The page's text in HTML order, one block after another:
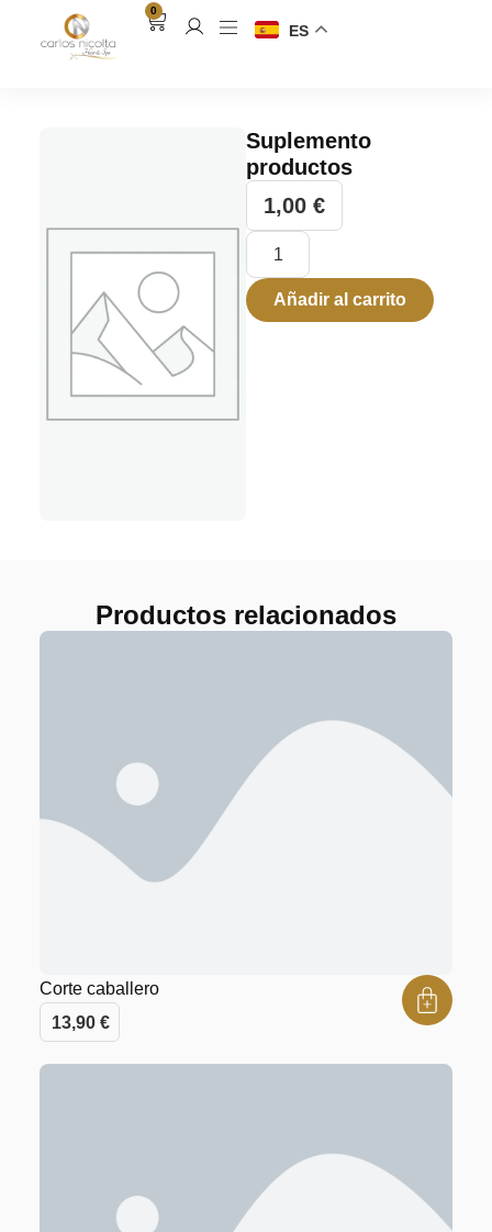
0
ES
Suplemento
productos
1,00 €
Añadir al carrito
Productos relacionados
Corte caballero
13,90 €